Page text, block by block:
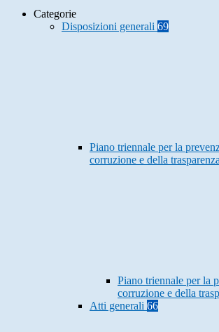
Categorie
Disposizioni generali 69
Piano triennale per la
corruzione e della trasparenza
Piano triennale per la
corruzione e della
Atti generali 66